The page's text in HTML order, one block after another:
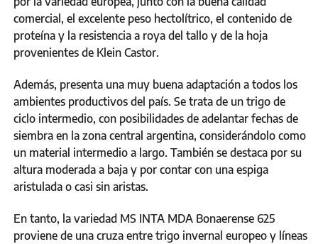
comercial, el excelente peso hectolítrico, el contenido de
proteína y la resistencia a roya del tallo y de la hoja
provenientes de Klein Castor.
Además, presenta una muy buena adaptación a todos los
ambientes productivos del país. Se trata de un trigo de
ciclo intermedio, con posibilidades de adelantar fechas de
siembra en la zona central argentina, considerándolo como
un material intermedio a largo. También se destaca por su
altura moderada a baja y por contar con una espiga
aristulada o casi sin aristas.
En tanto, la variedad MS INTA MDA Bonaerense 625
proviene de una cruza entre trigo invernal europeo y líneas